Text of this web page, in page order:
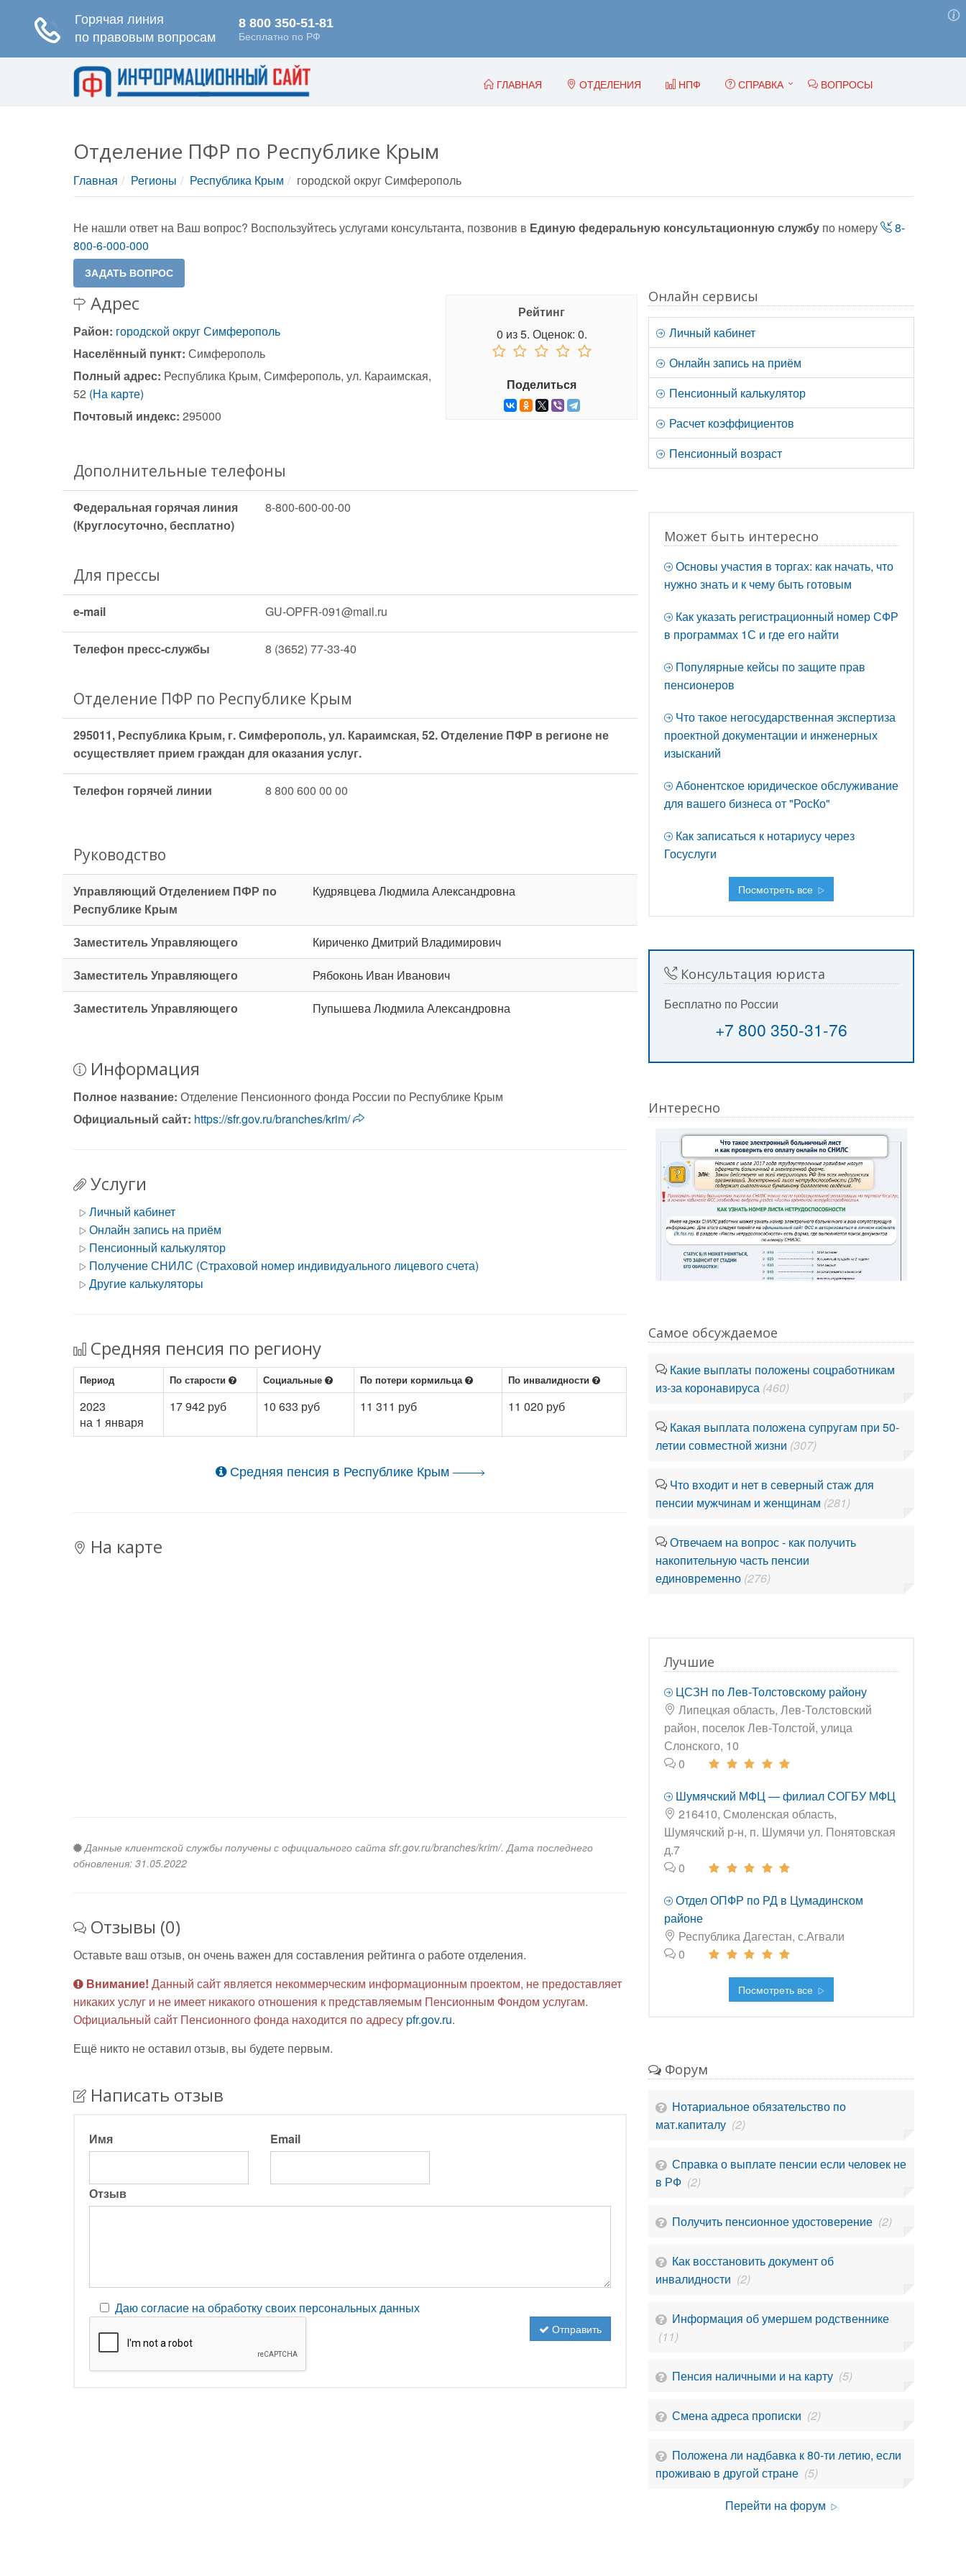
ГЛАВНАЯ ОТДЕЛЕНИЯ НПФ СПРАВКА ВОПРОСЫ
Отделение ПФР по Республике Крым
Главная Регионы Республика Крым городской округ Симферополь
Не нашли ответ на Ваш вопрос? Воспользуйтесь услугами консультанта, позвонив в Единую федеральную консультационную службу по номеру
8-
800-6-000-000
Адрес
Район: городской округ Симферополь
Населённый пункт: Симферополь
Полный адрес: Республика Крым, Симферополь, ул. Караимская,
52 (На карте)
Почтовый индекс: 295000
Рейтинг
0 из5. Оценок: 0.
Поделиться
Дополнительные телефоны
Федеральная горячая линия
(Круглосуточно, бесплатно)
8-800-600-00-00
Для прессы
e-mail GU-OPFR-091@mail.ru
Телефон пресс-службы 8 (3652) 77-33-40
Отделение ПФР по Республике Крым
295011, Республика Крым, г. Симферополь, ул. Караимская, 52. Отделение ПФР в регионе не
осуществляет прием граждан для оказания услуг.
Телефон горячей линии 8 800 600 00 00
Руководство
Управляющий Отделением ПФР по
Республике Крым
Кудрявцева Людмила Александровна
Заместитель Управляющего
Кириченко Дмитрий Владимирович
Заместитель Управляющего
Рябоконь Иван Иванович
Заместитель Управляющего
Пупышева Людмила Александровна
Информация
Полное название: Отделение Пенсионного фонда России по Республике Крым
Официальный сайт: https://sfr.gov.ru/branches/krim/
Услуги
Личный кабинет
Онлайн запись на приём
Пенсионный калькулятор
Получение СНИЛС (Страховой номер индивидуального лицевого счета)
Другие калькуляторы
Средняя пенсия по региону
Период По старости Социальные По потери кормильца По инвалидности
2023
на 1 января
17 942 руб 10 633 руб 11 311 руб 11 020 руб
Средняя пенсия в Республике Крым
На карте
Данные клиентской службы получены с официального сайта sfr.gov.ru/branches/krim/. Дата последнего
обновления: 31.05.2022
Отзывы (0)
Оставьте ваш отзыв, он очень важен для составления рейтинга о работе отделения.
Внимание! Данный сайт является некоммерческим информационным проектом, не предоставляет
никаких услуг и не имеет никакого отношения к представляемым Пенсионным Фондом услугам.
Официальный сайт Пенсионного фонда находится по адресуpfr.gov.ru.
Ещё никто не оставил отзыв, вы будете первым.
Написать отзыв
Имя Email
Отзыв
Даю согласие на обработку своих персональных данных
Отправить
Онлайн сервисы
Личный кабинет
Онлайн запись на приём
Пенсионный калькулятор
Расчет коэффициентов
Пенсионный возраст
Может быть интересно
Основы участия в торгах: как начать, что
нужно знать и к чему быть готовым
Как указать регистрационный номер СФР
в программах 1С и где его найти
Популярные кейсы по защите прав
пенсионеров
Что такое негосударственная экспертиза
проектной документации и инженерных
изысканий
Абонентское юридическое обслуживание
для вашего бизнеса от "РосКо"
Как записаться к нотариусу через
Госуслуги
Посмотреть все
Консультация юриста
Бесплатно по России
+7 800 350-31-76
Интересно
Самое обсуждаемое
Какие выплаты положены соцработникам
из-за коронавируса (460)
Какая выплата положена супругам при 50-
летии совместной жизни (307)
Что входит и нет в северный стаж для
пенсии мужчинам и женщинам (281)
Отвечаем на вопрос - как получить
накопительную часть пенсии
единовременно (276)
Лучшие
ЦСЗН по Лев-Толстовскому району
Липецкая область, Лев-Толстовский
район, поселок Лев-Толстой, улица
Слонского, 10
0
Шумячский МФЦ — филиал СОГБУ МФЦ
216410, Смоленская область,
Шумячский р-н, п. Шумячи ул. Понятовская
д.7
0
Отдел ОПФР по РД в Цумадинском
районе
Республика Дагестан, с.Агвали
0
Посмотреть все
Форум
Нотариальное обязательство по
мат.капиталу (2)
Справка о выплате пенсии если человек не
в РФ (2)
Получить пенсионное удостоверение (2)
Как восстановить документ об
инвалидности (2)
Информация об умершем родственнике
(11)
Пенсия наличными и на карту (5)
Смена адреса прописки (2)
Положена ли надбавка к 80-ти летию, если
проживаю в другой стране (5)
Перейти на форум